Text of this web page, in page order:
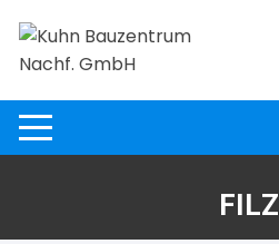
Inhalt
springen
FILZ